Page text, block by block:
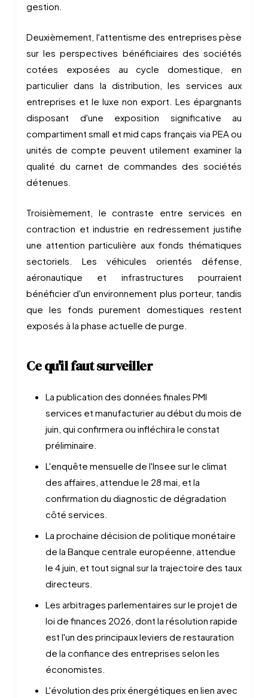
gestion.
Deuxièmement, l'attentisme des entreprises pèse
sur les perspectives bénéficiaires des sociétés
cotées exposées au cycle domestique, en
particulier dans la distribution, les services aux
entreprises et le luxe non export. Les épargnants
disposant d'une exposition significative au
compartiment small et mid caps français via PEA ou
unités de compte peuvent utilement examiner la
qualité du carnet de commandes des sociétés
détenues.
Troisièmement, le contraste entre services en
contraction et industrie en redressement justifie
une attention particulière aux fonds thématiques
sectoriels. Les véhicules orientés défense,
aéronautique et infrastructures pourraient
bénéficier d'un environnement plus porteur, tandis
que les fonds purement domestiques restent
exposés à la phase actuelle de purge.
Ce qu'il faut surveiller
La publication des données finales PMI
services et manufacturier au début du mois de
juin, qui confirmera ou infléchira le constat
préliminaire.
L'enquête mensuelle de l'Insee sur le climat
des affaires, attendue le 28 mai, et la
confirmation du diagnostic de dégradation
côté services.
La prochaine décision de politique monétaire
de la Banque centrale européenne, attendue
le 4 juin, et tout signal sur la trajectoire des taux
directeurs.
Les arbitrages parlementaires sur le projet de
loi de finances 2026, dont la résolution rapide
est l'un des principaux leviers de restauration
de la confiance des entreprises selon les
économistes.
L'évolution des prix énergétiques en lien avec